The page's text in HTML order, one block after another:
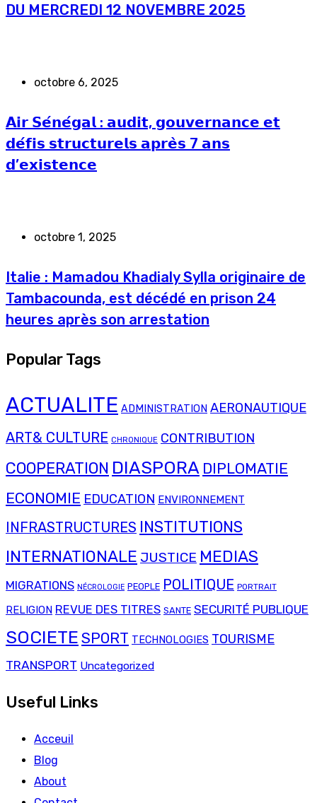
DU MERCREDI 12 NOVEMBRE 2025
octobre 6, 2025
𝗔𝗶𝗿 𝗦𝗲́𝗻𝗲́𝗴𝗮𝗹 : 𝗮𝘂𝗱𝗶𝘁, 𝗴𝗼𝘂𝘃𝗲𝗿𝗻𝗮𝗻𝗰𝗲 𝗲𝘁
𝗱𝗲́𝗳𝗶𝘀 𝘀𝘁𝗿𝘂𝗰𝘁𝘂𝗿𝗲𝗹𝘀 𝗮𝗽𝗿𝗲̀𝘀 7 𝗮𝗻𝘀
𝗱’𝗲𝘅𝗶𝘀𝘁𝗲𝗻𝗰𝗲
octobre 1, 2025
Italie : Mamadou Khadialy Sylla originaire de
Tambacounda, est décédé en prison 24
heures après son arrestation
Popular Tags
ACTUALITE ADMINISTRATION AERONAUTIQUE
ART& CULTURE CHRONIQUE CONTRIBUTION
COOPERATION DIASPORA DIPLOMATIE
ECONOMIE EDUCATION ENVIRONNEMENT
INFRASTRUCTURES INSTITUTIONS
INTERNATIONALE JUSTICE MEDIAS
MIGRATIONS NÉCROLOGIE PEOPLE POLITIQUE PORTRAIT
RELIGION REVUE DES TITRES SANTE SECURITÉ PUBLIQUE
SOCIETE SPORT TECHNOLOGIES TOURISME
TRANSPORT Uncategorized
Useful Links
Acceuil
Blog
About